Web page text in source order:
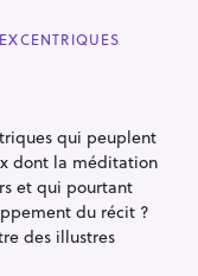
qui peuplent
dont la méditation
et qui pourtant
du récit ?
des illustres